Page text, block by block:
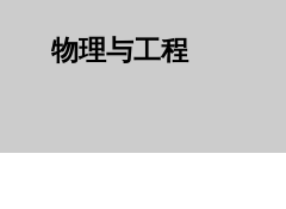
物理与工程